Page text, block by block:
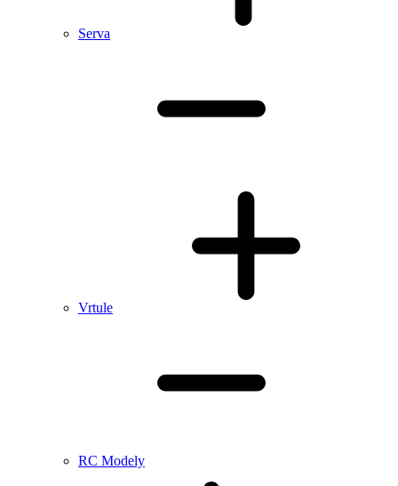
Serva
Vrtule
RC Modely